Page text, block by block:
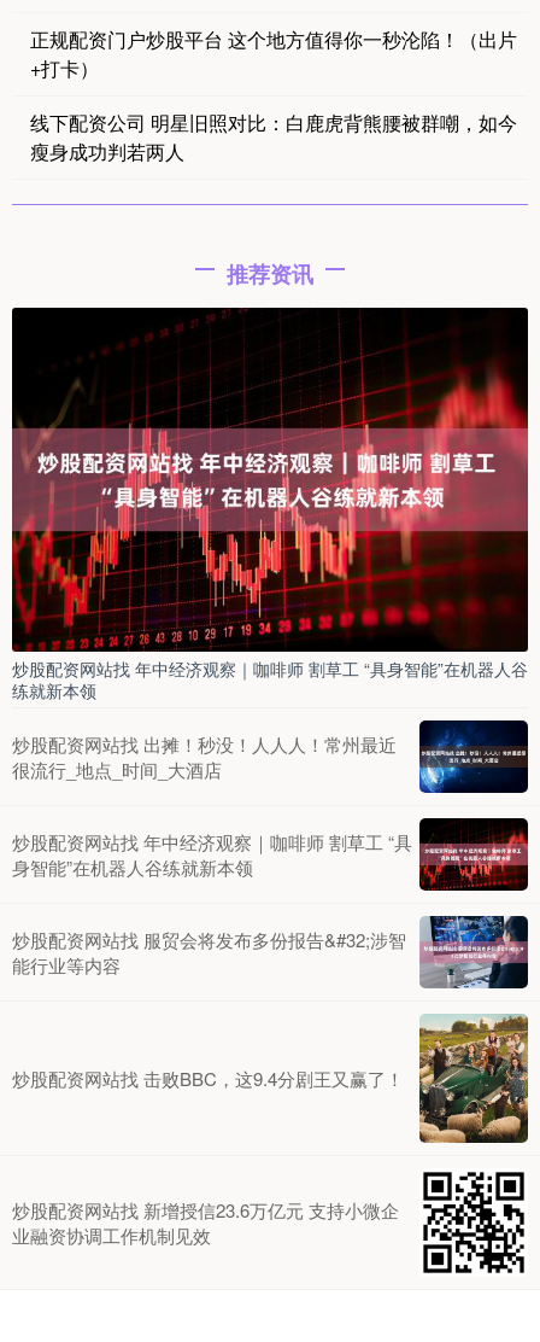
正规配资门户炒股平台 这个地方值得你一秒沦陷！（出片
+打卡）
线下配资公司 明星旧照对比：白鹿虎背熊腰被群嘲，如今
瘦身成功判若两人
推荐资讯
炒股配资网站找 年中经济观察｜咖啡师 割草工 “具身智能”在机器人谷
练就新本领
炒股配资网站找 出摊！秒没！人人人！常州最近
很流行_地点_时间_大酒店
炒股配资网站找 年中经济观察｜咖啡师 割草工 “具
身智能”在机器人谷练就新本领
炒股配资网站找 服贸会将发布多份报告&#32;涉智
能行业等内容
炒股配资网站找 击败BBC，这9.4分剧王又赢了！
炒股配资网站找 新增授信23.6万亿元 支持小微企
业融资协调工作机制见效